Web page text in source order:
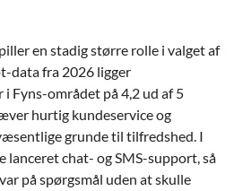
en stadig større rolle i valget af
data fra 2026 ligger
Fyns-området på 4,2 ud af 5
hurtig kundeservice og
grunde til tilfredshed. I
chat- og SMS-support, så
på spørgsmål uden at skulle